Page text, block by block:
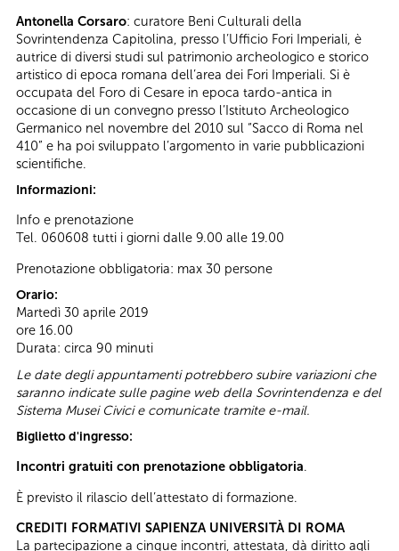
Antonella Corsaro: curatore Beni Culturali della
Sovrintendenza Capitolina, presso l’Ufficio Fori Imperiali, è
autrice di diversi studi sul patrimonio archeologico e storico
artistico di epoca romana dell’area dei Fori Imperiali. Si è
occupata del Foro di Cesare in epoca tardo-antica in
occasione di un convegno presso l’Istituto Archeologico
Germanico nel novembre del 2010 sul “Sacco di Roma nel
410” e ha poi sviluppato l’argomento in varie pubblicazioni
scientifiche.
Informazioni:
Info e prenotazione
Tel. 060608 tutti i giorni dalle 9.00 alle 19.00
Prenotazione obbligatoria: max 30 persone
Orario:
Martedì 30 aprile 2019
ore 16.00
Durata: circa 90 minuti
Le date degli appuntamenti potrebbero subire variazioni che
saranno indicate sulle pagine web della Sovrintendenza e del
Sistema Musei Civici e comunicate tramite e-mail.
Biglietto d'ingresso:
Incontri gratuiti con prenotazione obbligatoria.
È previsto il rilascio dell’attestato di formazione.
CREDITI FORMATIVI SAPIENZA UNIVERSITÀ DI ROMA
La partecipazione a cinque incontri, attestata, dà diritto agli